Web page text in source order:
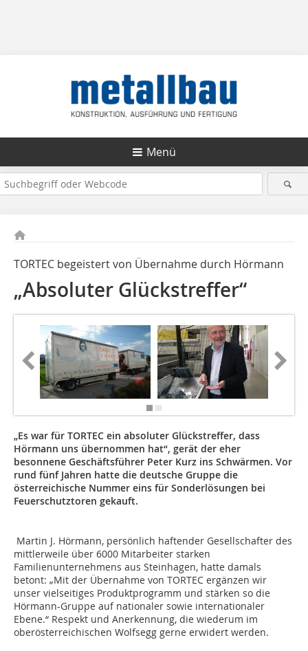
Menü
TORTEC begeistert von Übernahme durch Hörmann
„Absoluter Glückstreffer“
„Es war für TORTEC ein absoluter Glückstreffer, dass
Hörmann uns übernommen hat“, gerät der eher
besonnene Geschäftsführer Peter Kurz ins Schwärmen. Vor
rund fünf Jahren hatte die deutsche Gruppe die
österreichische Nummer eins für Sonderlösungen bei
Feuerschutztoren gekauft.
Martin J. Hörmann, persönlich haftender Gesellschafter des
mittlerweile über 6000 Mitarbeiter starken
Familienunternehmens aus Steinhagen, hatte damals
betont: „Mit der Übernahme von TORTEC ergänzen wir
unser vielseitiges Produktprogramm und stärken so die
Hörmann-Gruppe auf nationaler sowie internationaler
Ebene.“ Respekt und Anerkennung, die wiederum im
oberösterreichischen Wolfsegg gerne erwidert werden.